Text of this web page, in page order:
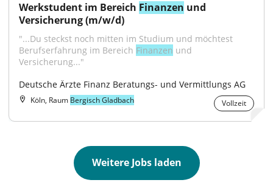
Werkstudent im Bereich Finanzen und
Versicherung (m/w/d)
"...Du steckst noch mitten im Studium und möchtest
Berufserfahrung im Bereich Finanzen und
Versicherung..."
Deutsche Ärzte Finanz Beratungs- und Vermittlungs AG
Köln, Raum Bergisch Gladbach Vollzeit
Weitere Jobs laden